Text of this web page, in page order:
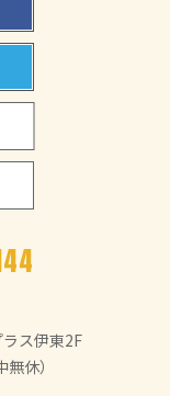
ス伊東2F
休）